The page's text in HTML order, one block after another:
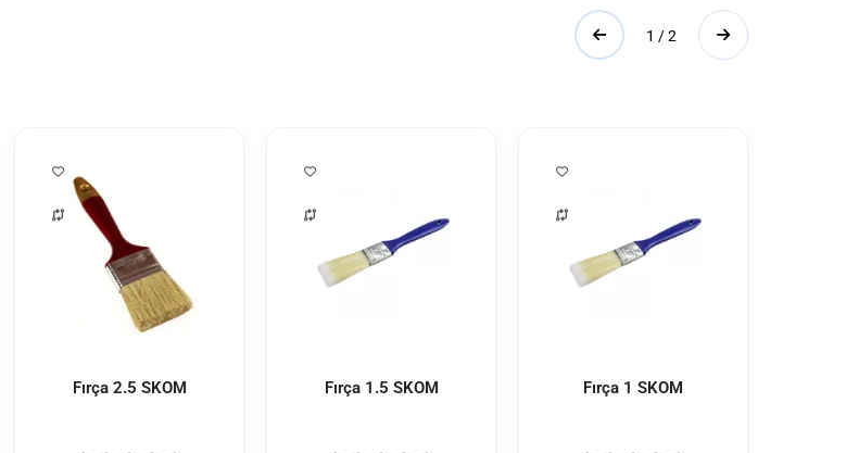
Fırça 2.5 SKOM Fırça 1.5 SKOM Fırça 1 SKOM
1 / 2